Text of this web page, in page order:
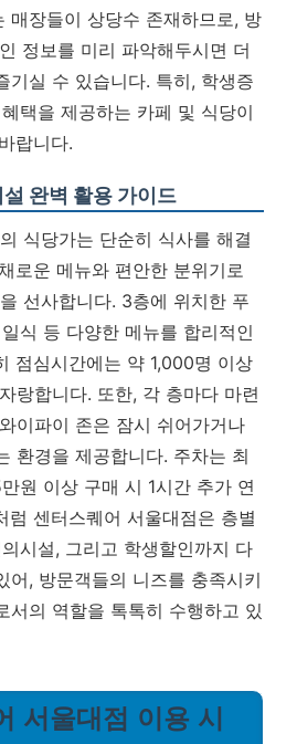
매장들이 상당수 존재하므로, 방
정보를 미리 파악해두시면 더
기실 수 있습니다. 특히, 학생증
택을 제공하는 카페 및 식당이
랍니다.
완벽 활용 가이드
식당가는 단순히 식사를 해결
로운 메뉴와 편안한 분위기로
선사합니다. 3층에 위치한 푸
식 등 다양한 메뉴를 합리적인
점심시간에는 약 1,000명 이상
랑합니다. 또한, 각 층마다 마련
이파이 존은 잠시 쉬어가거나
환경을 제공합니다. 주차는 최
원 이상 구매 시 1시간 추가 연
럼 센터스퀘어 서울대점은 층별
시설, 그리고 학생할인까지 다
어, 방문객들의 니즈를 충족시키
서의 역할을 톡톡히 수행하고 있
서울대점 이용 시